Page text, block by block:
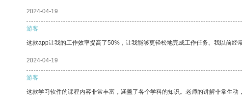
2024-04-19
游客
这款app让我的工作效率提高了50%，让我能够更轻松地完成工作任务。我以前经
2024-04-19
游客
这款学习软件的课程内容非常丰富，涵盖了各个学科的知识。老师的讲解非常生动